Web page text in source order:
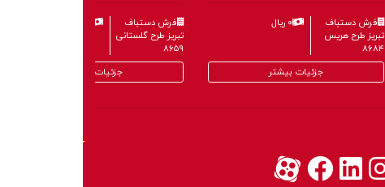
فرش دستباف
تبریز طرح گلستانی
۸۶۵۹
جزئیات بیشتر
۰ ریال
فرش دستباف
تبریز طرح هریس
۸۶۸۴
جزئیات بیشتر